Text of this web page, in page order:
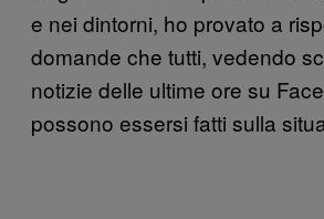
e nei dintorni, ho provato a
domande che tutti, vedendo
notizie delle ultime ore su
possono essersi fatti sulla